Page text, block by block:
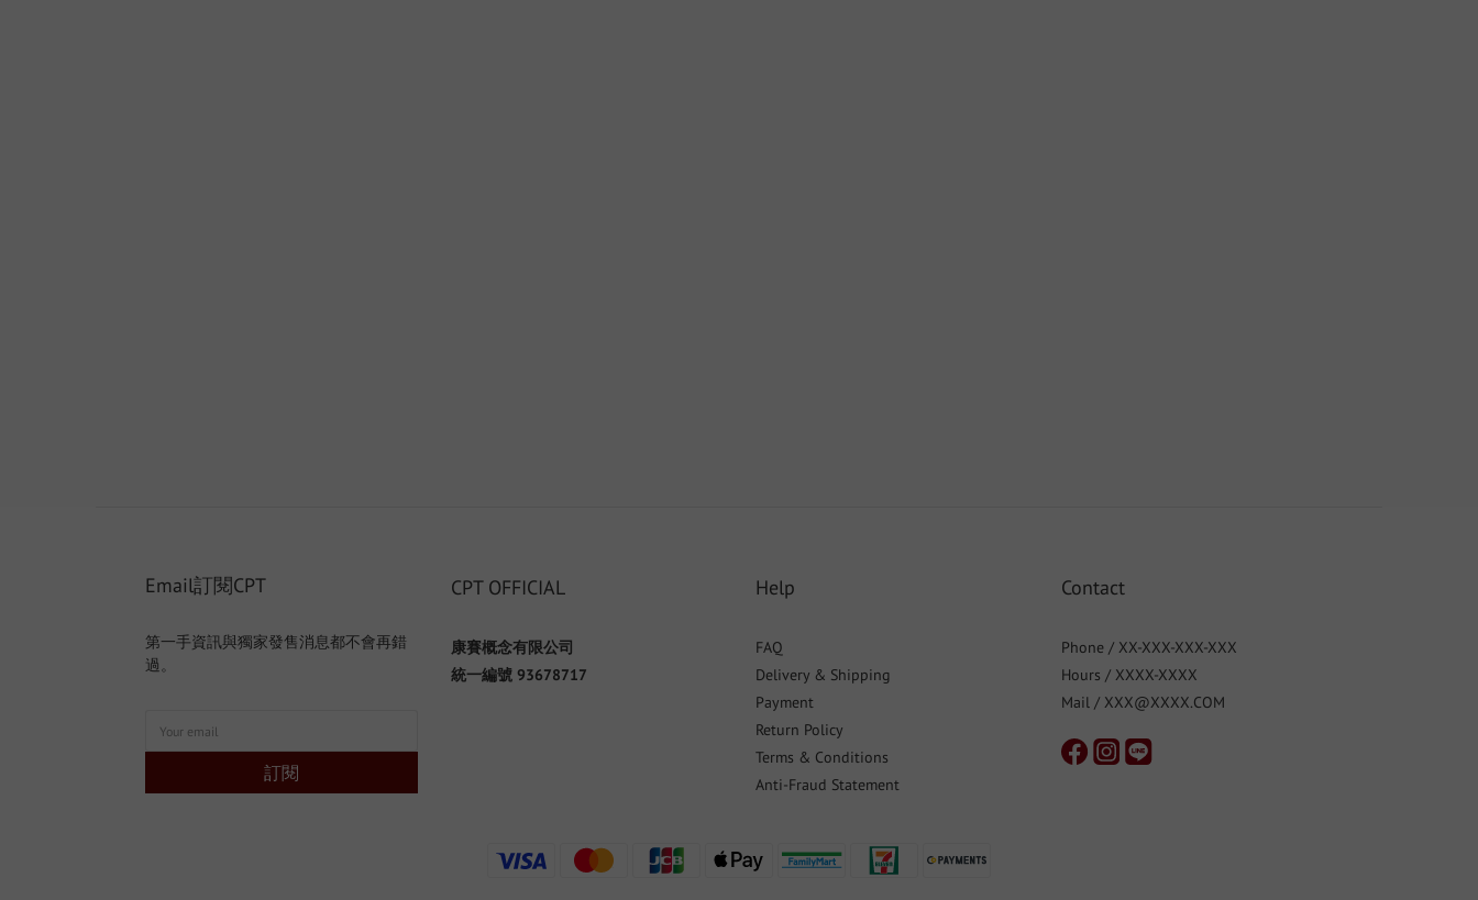
Email訂閱CPT
第一手資訊與獨家發售消息都不會再錯
過。
訂閱
CPT OFFICIAL
康賽概念有限公司
統一編號 93678717
Help
FAQ
Delivery & Shipping
Payment
Return Policy
Terms & Conditions
Anti-Fraud Statement
Contact
Phone / XX-XXX-XXX-XXX
Hours / XXXX-XXXX
Mail / XXX@XXXX.COM